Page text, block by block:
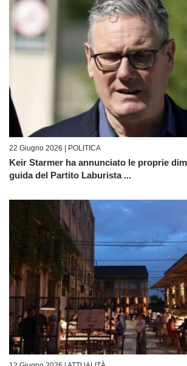
22 Giugno 2026 | POLITICA
Keir Starmer ha annunciato le proprie
guida del Partito Laburista ...